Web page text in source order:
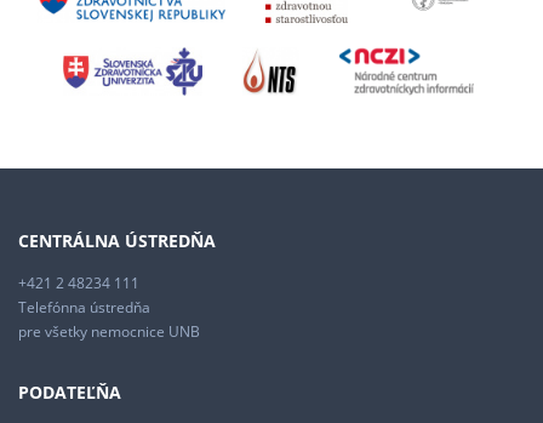
CENTRÁLNA ÚSTREDŇA
+421 2 48234 111
Telefónna ústredňa
pre všetky nemocnice UNB
PODATEĽŇA